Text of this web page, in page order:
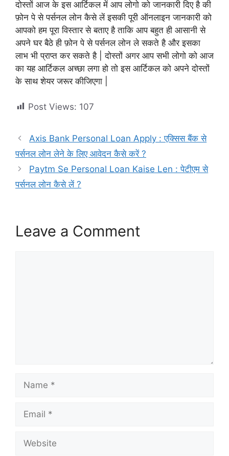
दोस्तों आज के इस आर्टिकल में आप लोगो को जानकारी दिए है की
फ़ोन पे से पर्सनल लोन कैसे लें इसकी पूरी ऑनलाइन जानकारी को
आपको हम पूरा विस्तार से बताए है ताकि आप बहुत ही आसानी से
अपने घर बैठे ही फ़ोन पे से पर्सनल लोन ले सकते है और इसका
लाभ भी प्राप्त कर सकते है | दोस्तों अगर आप सभी लोगो को आज
का यह आर्टिकल अच्छा लगा हो तो इस आर्टिकल को अपने दोस्तों
के साथ शेयर जरूर कीजिएगा |
Post Views: 107
Axis Bank Personal Loan Apply : एक्सिस बैंक से
पर्सनल लोन लेने के लिए आवेदन कैसे करें ?
Paytm Se Personal Loan Kaise Len : पेटीएम से
पर्सनल लोन कैसे लें ?
Leave a Comment
Name
Email
Website